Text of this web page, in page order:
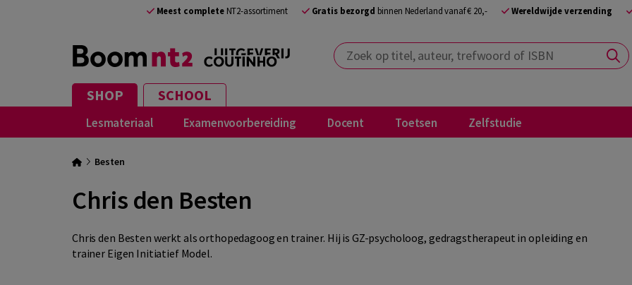
Meest completeNT2-assortiment Gratis bezorgd binnen Nederland vanaf € 20,- Wereldwijde verzending
Zoek op titel, auteur, trefwoord of ISBN
SHOP SCHOOL
Lesmateriaal Examenvoorbereiding Docent Toetsen Zelfstudie
Besten
Chris den Besten
Chris den Besten werkt als orthopedagoog en trainer. Hij is GZ-psycholoog, gedragstherapeut in opleiding en
trainer Eigen Initiatief Model.